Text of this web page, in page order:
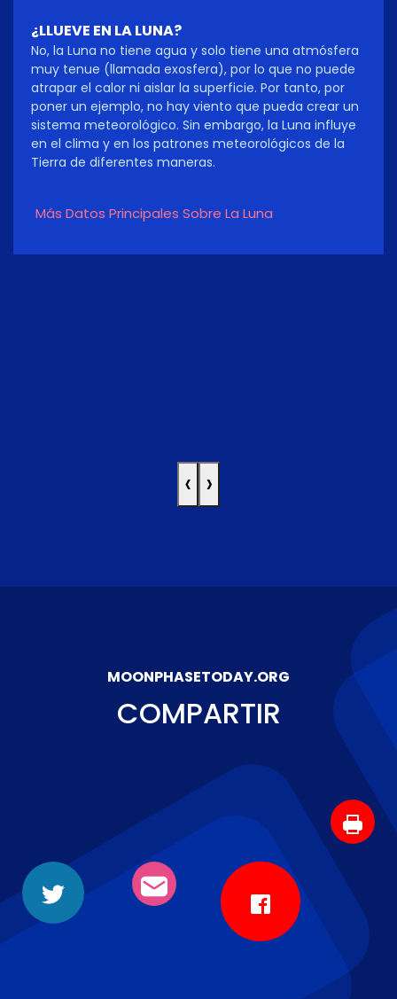
¿LLUEVE EN LA LUNA?
No, la Luna no tiene agua y solo tiene una atmósfera
muy tenue (llamada exosfera), por lo que no puede
atrapar el calor ni aislar la superficie. Por tanto, por
poner un ejemplo, no hay viento que pueda crear un
sistema meteorológico. Sin embargo, la Luna influye
en el clima y en los patrones meteorológicos de la
Tierra de diferentes maneras.
Más Datos Principales Sobre La Luna
‹ ›
MOONPHASETODAY.ORG
COMPARTIR